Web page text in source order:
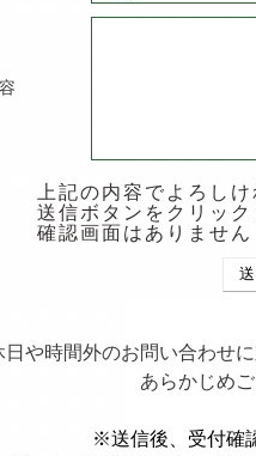
上記の内容でよろしけ
送信ボタンをクリッ
確認画面はありませ
や時間外のお問い合わせ
あらかじめ
※送信後、受付確